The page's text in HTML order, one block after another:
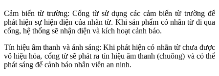
Cảm biến từ trường: Cổng từ sử dụng các cảm biến từ trường để
phát hiện sự hiện diện của nhãn từ. Khi sản phẩm có nhãn từ đi qua
cổng, hệ thống sẽ nhận diện và kích hoạt cảnh báo.
Tín hiệu âm thanh và ánh sáng: Khi phát hiện có nhãn từ chưa được
vô hiệu hóa, cổng từ sẽ phát ra tín hiệu âm thanh (chuông) và có thể
phát sáng để cảnh báo nhân viên an ninh.